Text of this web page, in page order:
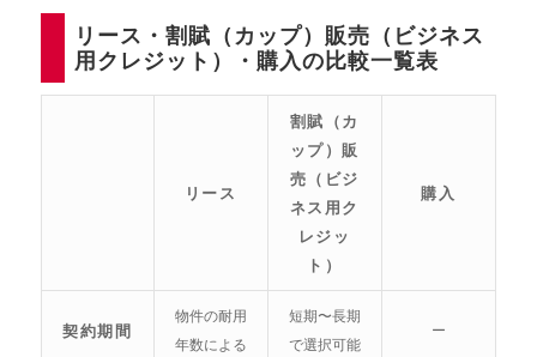
リース・割賦（カップ）販売（ビジネス
用クレジット）・購入の比較一覧表
リース
割賦（カ
ップ）販
売（ビジ
ネス用ク
レジッ
ト）
購入
契約期間
物件の耐用
年数による
短期〜長期
で選択可能
ー